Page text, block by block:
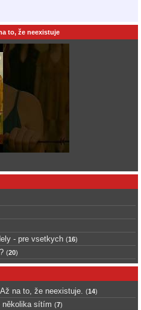
to, že neexistuje
- pre vsetkych (16)
(20)
na to, že neexistuje. (14)
několika sítím (7)